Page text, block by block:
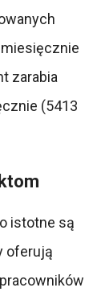
zarabia
(5413
istotne są
oferują